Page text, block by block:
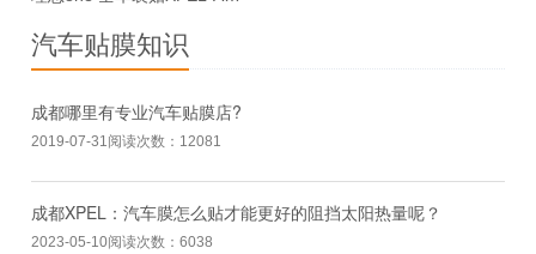
汽车贴膜知识
成都哪里有专业汽车贴膜店?
2019-07-31 阅读次数：12081
成都XPEL：汽车膜怎么贴才能更好的阻挡太阳热量呢？
2023-05-10阅读次数：6038